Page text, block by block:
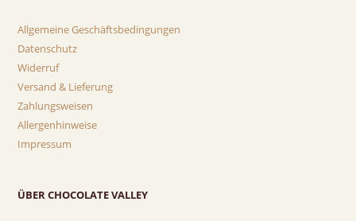
Allgemeine Geschäftsbedingungen
Datenschutz
Widerruf
Versand & Lieferung
Zahlungsweisen
Allergenhinweise
Impressum
ÜBER CHOCOLATE VALLEY